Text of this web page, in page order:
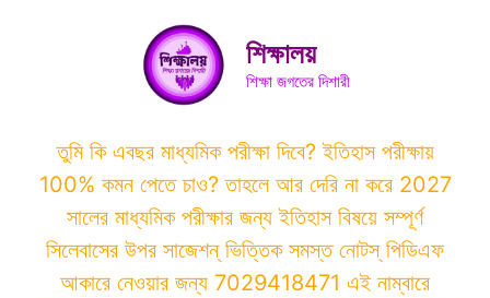
শিক্ষালয়
শিক্ষা জগতের দিশারী
তুমি কি এবছর মাধ্যমিক পরীক্ষা দিবে? ইতিহাস পরীক্ষায়
100% কমন পেতে চাও? তাহলে আর দেরি না করে 2027
সালের মাধ্যমিক পরীক্ষার জন্য ইতিহাস বিষয়ে সম্পূর্ণ
সিলেবাসের উপর সাজেশন্ ভিত্তিক সমস্ত নোটস্ পিডিএফ
আকারে নেওয়ার জন্য 7029418471 এই নাম্বারে